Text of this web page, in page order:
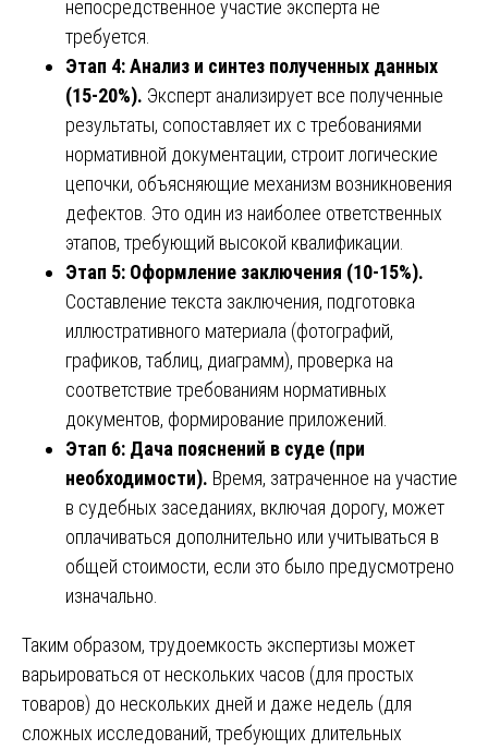
непосредственное участие эксперта не
требуется.
Этап 4: Анализ и синтез полученных данных
(15-20%). Эксперт анализирует все полученные
результаты, сопоставляет их с требованиями
нормативной документации, строит логические
цепочки, объясняющие механизм возникновения
дефектов. Это один из наиболее ответственных
этапов, требующий высокой квалификации.
Этап 5: Оформление заключения (10-15%).
Составление текста заключения, подготовка
иллюстративного материала (фотографий,
графиков, таблиц, диаграмм), проверка на
соответствие требованиям нормативных
документов, формирование приложений.
Этап 6: Дача пояснений в суде (при
необходимости). Время, затраченное на участие
в судебных заседаниях, включая дорогу, может
оплачиваться дополнительно или учитываться в
общей стоимости, если это было предусмотрено
изначально.
Таким образом, трудоемкость экспертизы может
варьироваться от нескольких часов (для простых
товаров) до нескольких дней и даже недель (для
сложных исследований, требующих длительных